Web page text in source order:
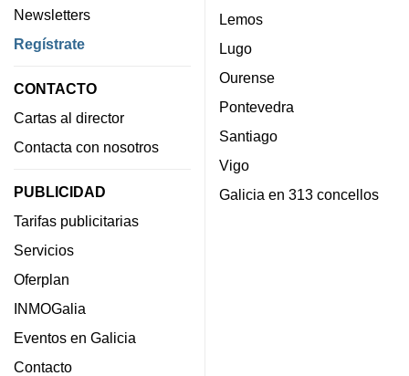
Newsletters
Regístrate
CONTACTO
Cartas al director
Contacta con nosotros
PUBLICIDAD
Tarifas publicitarias
Servicios
Oferplan
INMOGalia
Eventos en Galicia
Contacto
Lemos
Lugo
Ourense
Pontevedra
Santiago
Vigo
Galicia en 313 concellos